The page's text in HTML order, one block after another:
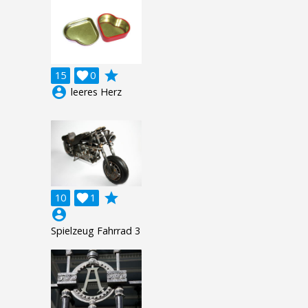
15 0

grade
account_circle leeres Herz
10 1

grade
account_circle
Spielzeug Fahrrad 3